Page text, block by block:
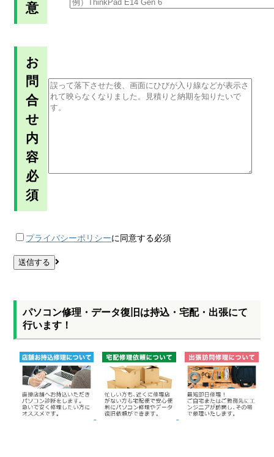
意
お
問
合
せ
内
容
必
須
プライバシーポリシーに同意する必須
パソコン修理・データ復旧は持込・宅配・出張にて
行います！